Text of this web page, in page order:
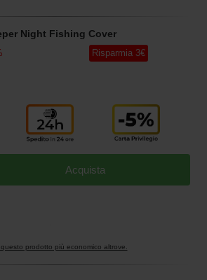
Night Fishing Cover
Risparmia 3€
Acquista
prodotto più economico altrove.